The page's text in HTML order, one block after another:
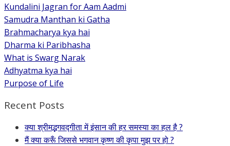
Kundalini Jagran for Aam Aadmi
Samudra Manthan ki Gatha
Brahmacharya kya hai
Dharma ki Paribhasha
What is Swarg Narak
Adhyatma kya hai
Purpose of Life
Recent Posts
क्या श्रीमद्भगवद्गीता में इंसान की हर समस्या का हल है ?
मैं क्या करूँ जिससे भगवान कृष्ण की कृपा मुझ पर हो ?